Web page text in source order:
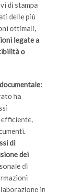
di stampa
delle più
ottimali,
legate a
o
ha
efficiente,
di
dei
di
in